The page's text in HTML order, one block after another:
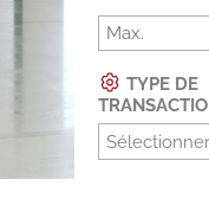
TYPE DE
Sélectionner